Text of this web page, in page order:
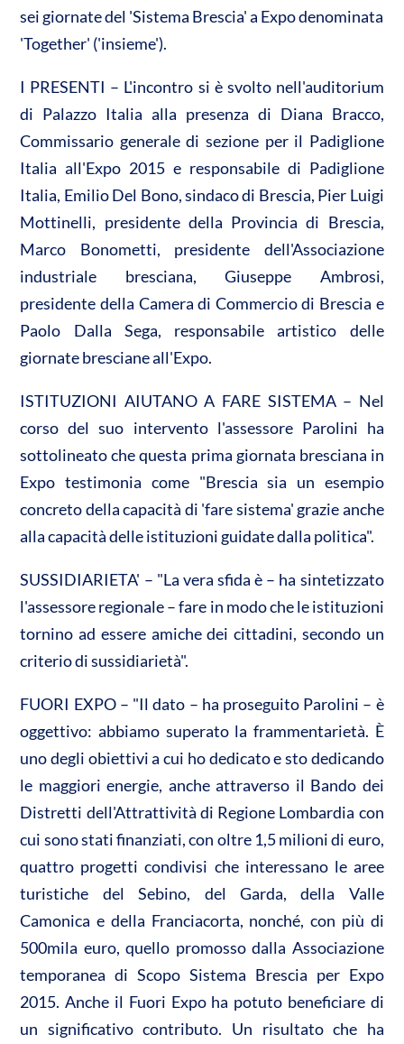
sei giornate del 'Sistema Brescia' a Expo denominata
'Together' ('insieme').
I PRESENTI – L'incontro si è svolto nell'auditorium
di Palazzo Italia alla presenza di Diana Bracco,
Commissario generale di sezione per il Padiglione
Italia all'Expo 2015 e responsabile di Padiglione
Italia, Emilio Del Bono, sindaco di Brescia, Pier Luigi
Mottinelli, presidente della Provincia di Brescia,
Marco Bonometti, presidente dell'Associazione
industriale bresciana, Giuseppe Ambrosi,
presidente della Camera di Commercio di Brescia e
Paolo Dalla Sega, responsabile artistico delle
giornate bresciane all'Expo.
ISTITUZIONI AIUTANO A FARE SISTEMA – Nel
corso del suo intervento l'assessore Parolini ha
sottolineato che questa prima giornata bresciana in
Expo testimonia come "Brescia sia un esempio
concreto della capacità di 'fare sistema' grazie anche
alla capacità delle istituzioni guidate dalla politica".
SUSSIDIARIETA' – "La vera sfida è – ha sintetizzato
l'assessore regionale – fare in modo che le istituzioni
tornino ad essere amiche dei cittadini, secondo un
criterio di sussidiarietà".
FUORI EXPO – "Il dato – ha proseguito Parolini – è
oggettivo: abbiamo superato la frammentarietà. È
uno degli obiettivi a cui ho dedicato e sto dedicando
le maggiori energie, anche attraverso il Bando dei
Distretti dell'Attrattività di Regione Lombardia con
cui sono stati finanziati, con oltre 1,5 milioni di euro,
quattro progetti condivisi che interessano le aree
turistiche del Sebino, del Garda, della Valle
Camonica e della Franciacorta, nonché, con più di
500mila euro, quello promosso dalla Associazione
temporanea di Scopo Sistema Brescia per Expo
2015. Anche il Fuori Expo ha potuto beneficiare di
un significativo contributo. Un risultato che ha